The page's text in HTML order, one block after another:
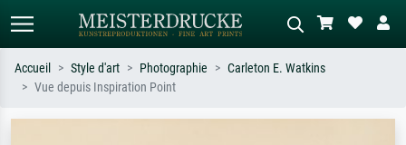
Accueil Style d'art Photographie
Carleton E. Watkins
Vue depuis Inspiration Point